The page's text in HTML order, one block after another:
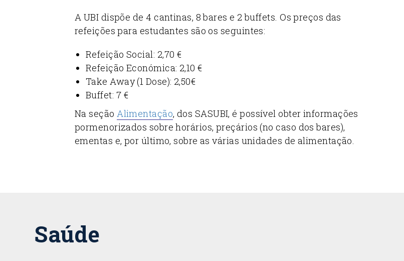
A UBI dispõe de 4 cantinas, 8 bares e 2 buffets. Os preços das
refeições para estudantes são os seguintes:
Refeição Social: 2,70 €
Refeição Económica: 2,10 €
Take Away (1 Dose): 2,50€
Buffet: 7 €
Na seçãoAlimentação, dos SASUBI, é possível obter informações
pormenorizados sobre horários, preçários (no caso dos bares),
ementas e, por último, sobre as várias unidades de alimentação.
Saúde